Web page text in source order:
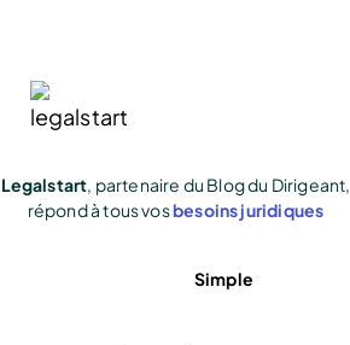
Legalstart, partenaire du Blog du Dirigeant,
répond à tous vosbesoins juridiques
Simple